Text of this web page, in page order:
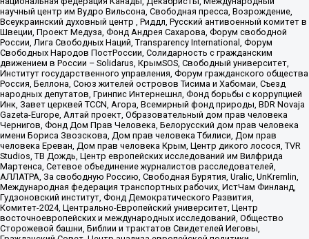
научный центр им Вудро Вильсона, Свободная пресса, Возрождение,
Всеукраинский духовный центр , Риддл, Русский антивоенный комитет в
Швеции, Проект Медуза, Фонд Андрея Сахарова, Форум свободной
России, Лига Свободных Наций, Transparеncy International, Форум
Свободных Народов ПостРоссии, Солидарность с гражданским
движением в России – Solidarus, КрымSOS, Свободный университет,
Институт государственного управления, Форум гражданского общества
Россия, Беллона, Союз жителей островов Тисима и Хабомаи, Съезд
народных депутатов, Гринпис Интернешнл, Фонд борьбы с коррупцией
Инк, Завет церквей TCCN, Агора, Всемирный фонд природы, BDR Novaja
Gazeta-Europe, Алтай проект, Образовательный дом прав человека
Чернигов, Фонд Дом Прав Человека, Белорусский дом прав человека
имени Бориса Звозскова, Дом прав человека Тбилиси, Дом прав
человека Ереван, Дом прав человека Крым, Центр дикого лосося, TVR
Studios, ТВ Дождь, Центр европейских исследований им Вилфрида
Мартенса, Сетевое объединение журналистов расследователей,
АЛЛАТРА, За свободную Россию, Свободная Бурятия, Uralic, UnKremlin,
Международная федерация транспортных рабочих, ИстЧам Финланд,
Гудзоновский институт, Фонд Демократического Развития,
Комитет-2024, Центрально-Европейский университет, Центр
восточноевропейских и международных исследований, Общество
Сторожевой башни, Библии и трактатов Свидетелей Иеговы,